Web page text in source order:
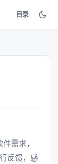
目录
反馈，感